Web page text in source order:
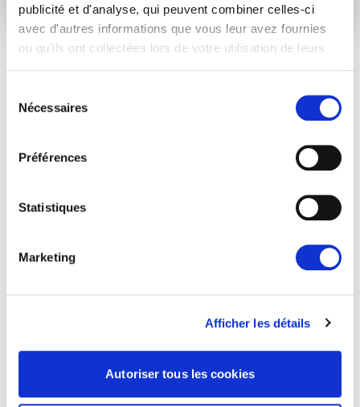
publicité et d'analyse, qui peuvent combiner celles-ci
avec d'autres informations que vous leur avez fournies
ou qu'ils ont collectées lors de votre utilisation de leurs
Nécessaires
Préférences
Statistiques
Marketing
Afficher les détails
Autoriser tous les cookies
Today Renew Europe opposed the vote on a